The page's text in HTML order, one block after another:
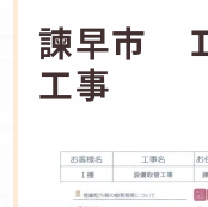
諫早市
工事